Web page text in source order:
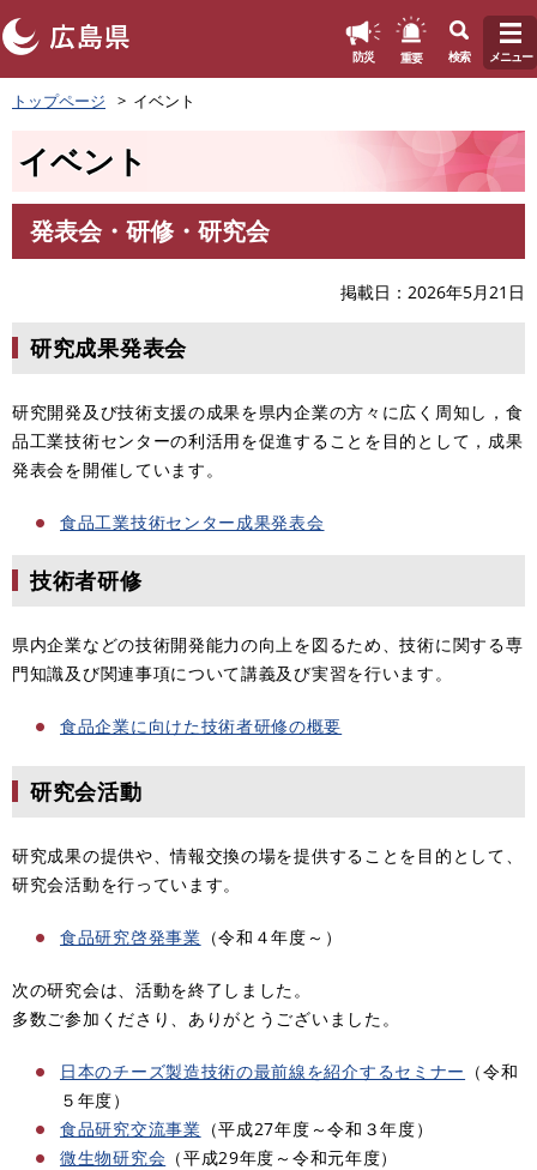
ペ
ー
頭
す
防災 重要 検索 メニュー
トップページ イベント
イベント
文
発表会・研修・研究会
掲載日 2026年5月21日
研究成果発表会
研究開発及び技術支援の成果を県内企業の方々に広く周知し，食
品工業技術センターの利活用を促進することを目的として，成果
発表会を開催しています。
食品工業技術センター成果発表会
技術者研修
県内企業などの技術開発能力の向上を図るため、技術に関する専
門知識及び関連事項について講義及び実習を行います。
食品企業に向けた技術者研修の概要
研究会活動
研究成果の提供や、情報交換の場を提供することを目的として、
研究会活動を行っています。
食品研究啓発事業 （令和４年度～）
次の研究会は、活動を終了しました。
多数ご参加くださり、ありがとうございました。
日本のチーズ製造技術の最前線を紹介するセミナー （令和
５年度）
食品研究交流事業 （平成27年度～令和３年度）
微生物研究会 （平成29年度～令和元年度）